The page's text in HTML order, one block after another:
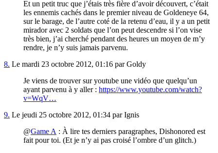
Et un petit truc que j’étais très fière d’avoir découvert, c’était
les ennemis cachés dans le premier niveau de Goldeneye 64,
sur le barage, de l’autre coté de la retenu d’eau, il y a un petit
mirador avec 2 soldats que l’on peut descendre si l’on vise
très bien, j’ai cherché pendant des heures un moyen de m’y
rendre, je n’y suis jamais parvenu.
8. Le mardi 23 octobre 2012, 01:16 par Goldy
Je viens de trouver sur youtube une vidéo que quelqu’un
ayant parvenu à y aller : https://www.youtube.com/watch?
v=WqV…
9. Le jeudi 25 octobre 2012, 01:34 par Ignis
@Game A : À lire tes derniers paragraphes, Dishonored est
fait pour toi. (Et je n’y ai pas croisé l’ombre d’un glitch.)